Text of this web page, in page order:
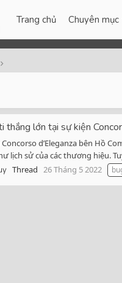
Trang chủ Chuyên mục
thắng lớn tại sự kiện
Concorso d’Eleganza bên Hồ
lịch sử của các thương hiệu.
Thread 26 Tháng 5 2022